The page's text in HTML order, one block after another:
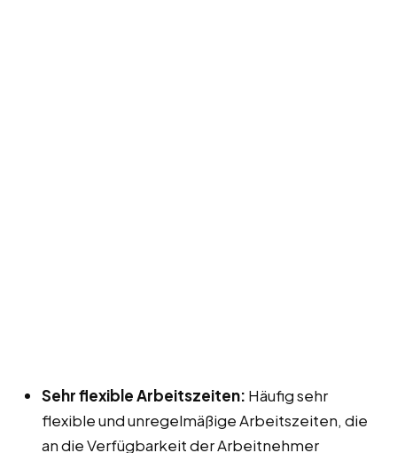
Sehr flexible Arbeitszeiten: Häufig sehr
flexible und unregelmäßige Arbeitszeiten, die
an die Verfügbarkeit der Arbeitnehmer